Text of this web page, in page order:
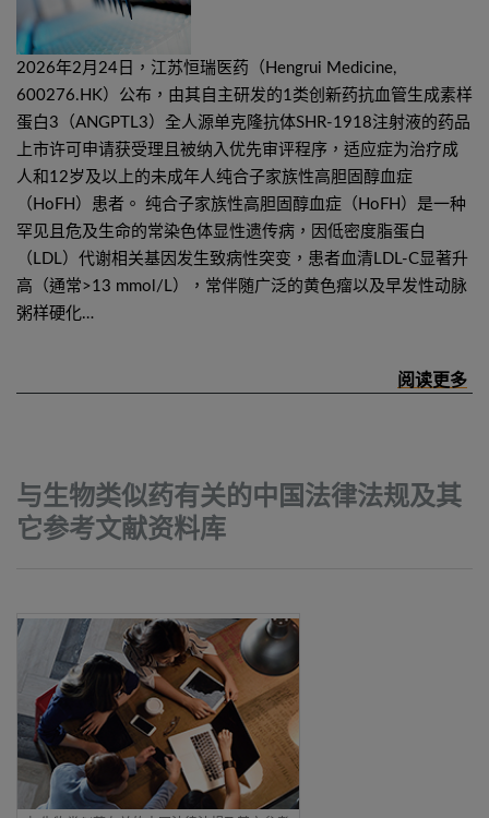
2026年2月24日，江苏恒瑞医药（Hengrui Medicine,
600276.HK）公布，由其自主研发的1类创新药抗血管生成素样
蛋白3（ANGPTL3）全人源单克隆抗体SHR-1918注射液的药品
上市许可申请获受理且被纳入优先审评程序，适应症为治疗成
人和12岁及以上的未成年人纯合子家族性高胆固醇血症
（HoFH）患者。 纯合子家族性高胆固醇血症（HoFH）是一种
罕见且危及生命的常染色体显性遗传病，因低密度脂蛋白
（LDL）代谢相关基因发生致病性突变，患者血清LDL-C显著升
高（通常>13 mmol/L），常伴随广泛的黄色瘤以及早发性动脉
粥样硬化…
与生物类似药有关的中国法律法规及其
它参考文献资料库